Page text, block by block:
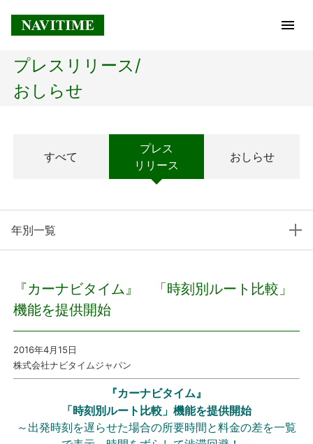
トップページ
経営理念
プレスリリース
プレスリリース
おしらせ
サービス
プレスリリース/
おしらせ
すべて
プレス
リリース
おしらせ
年別一覧
『カーナビタイム』 「時刻別ルート比較」
機能を提供開始
2016年4月15日
株式会社ナビタイムジャパン
『カーナビタイム』
「時刻別ルート比較」機能を提供開始
～出発時刻を遅らせた場合の所要時間と料金の差を一覧